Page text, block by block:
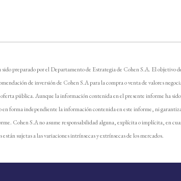
preparado por el Departamento de Estrategia de Cohen S.A. El
de inversión de Cohen S.A para la compra o venta de valores
pública. Aunque la información contenida en el presente informe ha
forma independiente la información contenida en este informe, ni
Cohen S.A no asume responsabilidad alguna, explícita o implícita, en
sujetas a las variaciones intrínsecas y extrínsecas de los mercados.